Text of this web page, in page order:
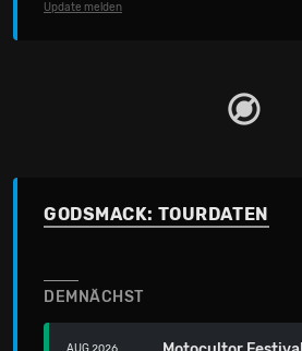
Update melden
GODSMACK: TOURDATEN
DEMNÄCHST